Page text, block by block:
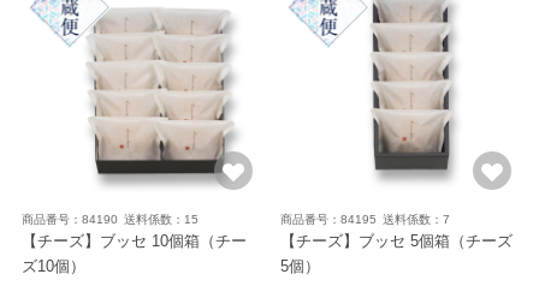
商品番号：84190 送料係数：15
【チーズ】ブッセ 10個箱（チー
ズ10個）
商品番号：84195 送料係数：7
【チーズ】ブッセ 5個箱（チーズ
5個）